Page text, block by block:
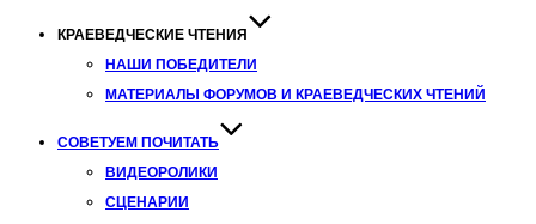
КРАЕВЕДЧЕСКИЕ ЧТЕНИЯ
НАШИ ПОБЕДИТЕЛИ
МАТЕРИАЛЫ ФОРУМОВ И КРАЕВЕДЧЕСКИХ ЧТЕНИЙ
СОВЕТУЕМ ПОЧИТАТЬ
ВИДЕОРОЛИКИ
СЦЕНАРИИ